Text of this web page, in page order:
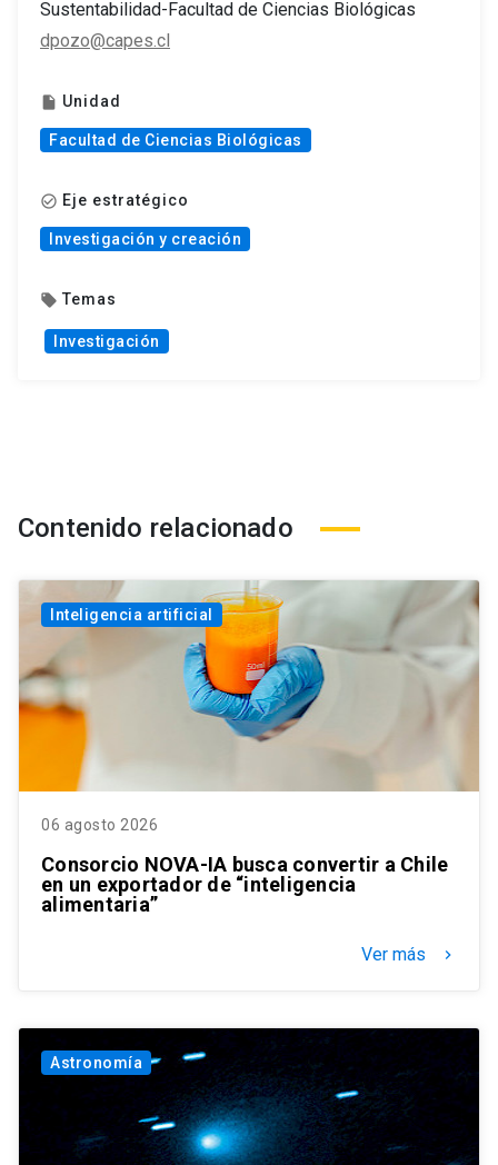
Sustentabilidad-Facultad de Ciencias Biológicas
dpozo@capes.cl
insert_drive_file Unidad
Facultad de Ciencias Biológicas
check_circle_outline Eje estratégico
Investigación y creación
local_offer Temas
Investigación
Contenido relacionado
Inteligencia artificial
06 agosto 2026
Consorcio NOVA-IA busca convertir a Chile
en un exportador de “inteligencia
alimentaria”
Ver más keyboard_arrow_right
Astronomía